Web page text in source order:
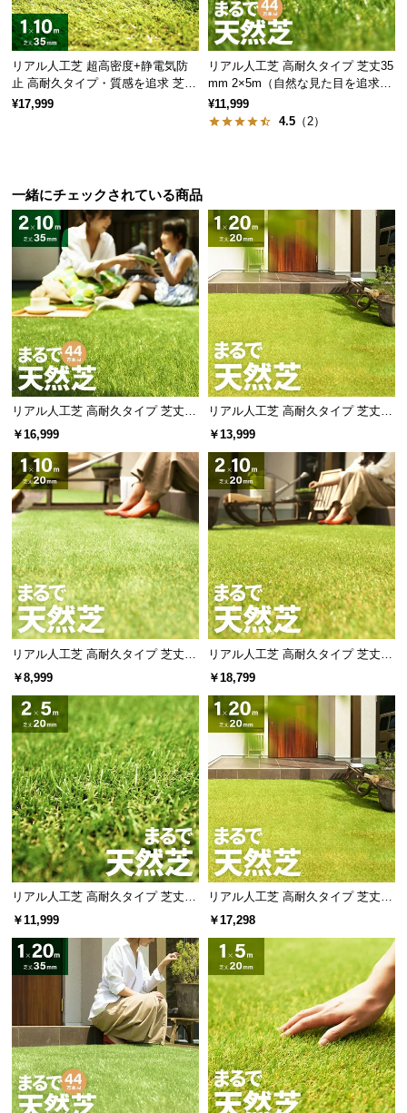
o.,
リアル人工芝 超高密度+静電気防
止 高耐久タイプ・質感を追求 芝丈
35mm 1×10m
¥17,999
リアル人工芝 高耐久タイプ 芝丈35
mm 2×5m（自然な見た目を追求・
U字ピン付属）
¥11,999
4.5 （2）
一緒にチェックされている商品
リアル人工芝 高耐久タイプ 芝丈35
mm 2×10m（自然な見た目を追
￥16,999
リアル人工芝 高耐久タイプ 芝丈20
mm 1×20m（自然な見た目を追
￥13,999
リアル人工芝 高耐久タイプ 芝丈20
mm 1×10m（自然な見た目を追
求・U字ピン付属）
￥8,999
リアル人工芝 高耐久タイプ 芝丈20
mm 2×10m 防草シート付（自然な
見た目追求・U字ピン）
￥18,799
リアル人工芝 高耐久タイプ 芝丈20
mm 2×5m（自然な見た目を追求・
￥11,999
リアル人工芝 高耐久タイプ 芝丈20
mm 1×20m 防草シート付（自然な
￥17,298